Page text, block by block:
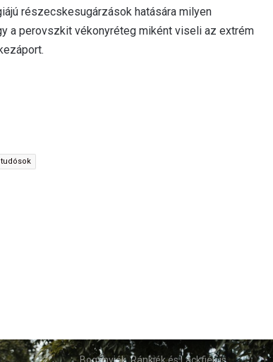
részecskesugárzások hatására milyen
a perovszkit vékonyréteg miként viseli az extrém
tudósok
Bogányiék, Ránkiék és Lackfiék is